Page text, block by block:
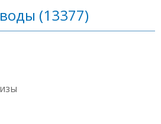
(13377)